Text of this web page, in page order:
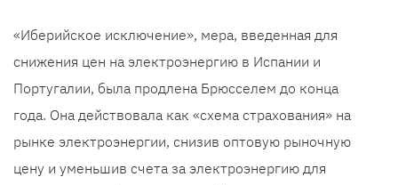
«Иберийское исключение», мера, введенная для
снижения цен на электроэнергию в Испании и
Португалии, была продлена Брюсселем до конца
года. Она действовала как «схема страхования» на
рынке электроэнергии, снизив оптовую рыночную
цену и уменьшив счета за электроэнергию для